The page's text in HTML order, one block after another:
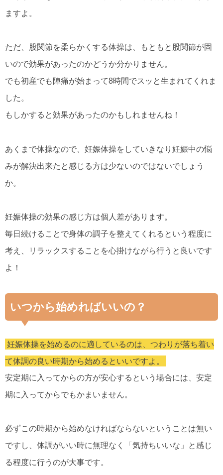
ますよ。
ただ、股関節を柔らかくする体操は、もともと股関節が固
いので効果があったのかどうか分かりません。
でも初産でも陣痛が始まって8時間でスッと生まれてくれま
した。
もしかすると効果があったのかもしれませんね！
あくまで体操なので、妊娠体操をしていきなり妊娠中の悩
みが解決出来たと感じる方は少ないのではないでしょう
か。
妊娠体操の効果の感じ方は個人差があります。
毎日続けることで身体の調子を整えてくれるという程度に
考え、リラックスすることを心掛けながら行うと良いです
よ！
いつから始めればいいの？
妊娠体操を始めるのに適しているのは、つわりが落ち着い
て体調の良い時期から始めるといいですよ。
安定期に入ってからの方が安心するという場合には、安定
期に入ってからでもかまいません。
必ずこの時期から始めなければならないということは無い
ですし、体調がいい時に無理なく「気持ちいいな」と感じ
る程度に行うのが大事です。